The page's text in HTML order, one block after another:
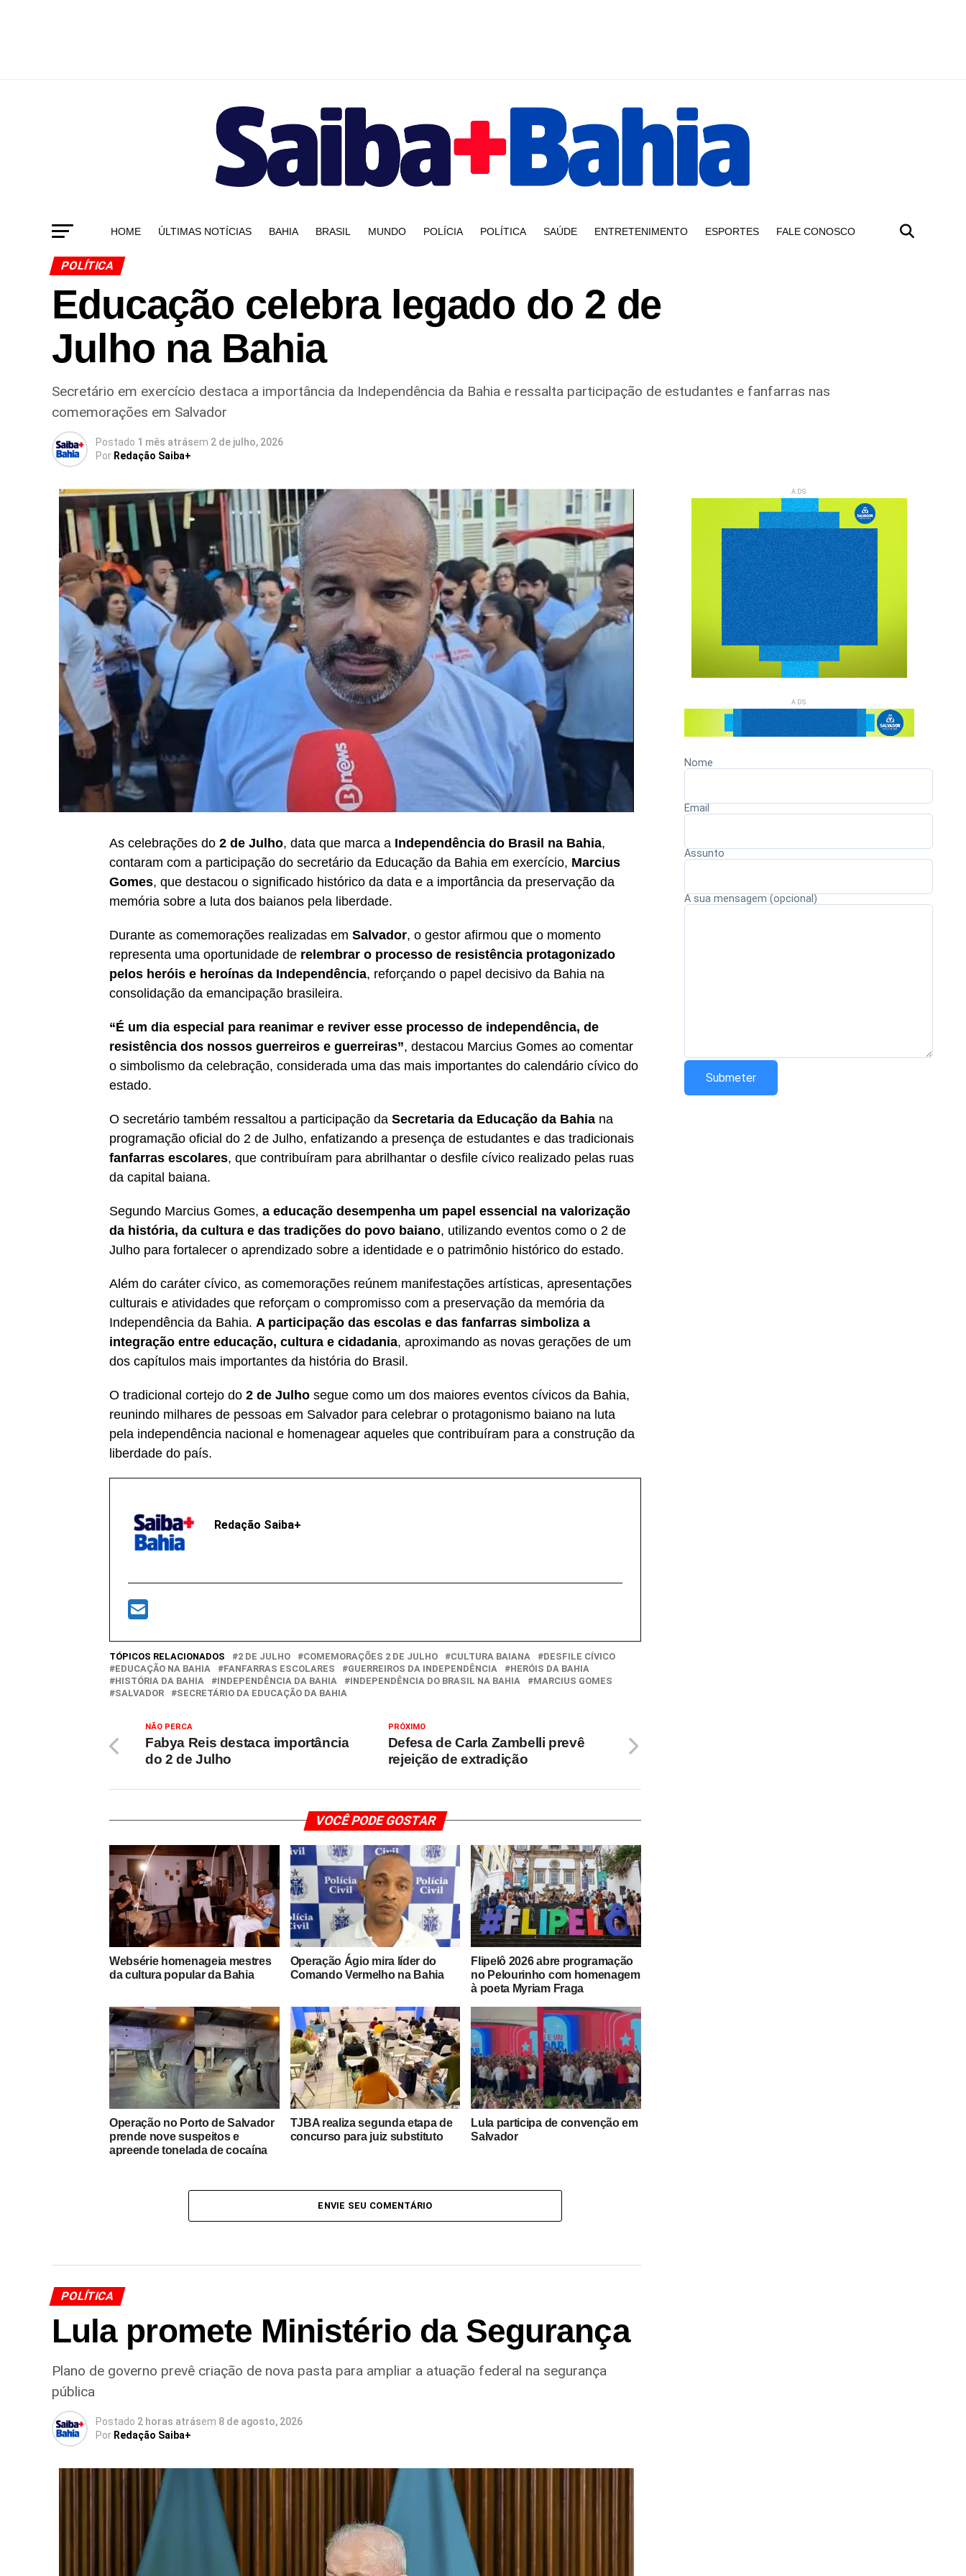
HOME ÚLTIMAS NOTÍCIAS BAHIA BRASIL MUNDO POLÍCIA POLÍTICA SAÚDE ENTRETENIMENTO ESPORTES FALE CONOSCO
POLÍTICA
Educação celebra legado do 2 de
Julho na Bahia
Secretário em exercício destaca a importância da Independência da Bahia e ressalta participação de estudantes e fanfarras nas
comemorações em Salvador
Postado 1 mês atrásem 2 de julho, 2026
Por Redação Saiba+
As celebrações do 2 de Julho, data que marca a Independência do Brasil na Bahia,
contaram com a participação do secretário da Educação da Bahia em exercício, Marcius
Gomes, que destacou o significado histórico da data e a importância da preservação da
memória sobre a luta dos baianos pela liberdade.
Durante as comemorações realizadas em Salvador, o gestor afirmou que o momento
representa uma oportunidade de relembrar o processo de resistência protagonizado
pelos heróis e heroínas da Independência, reforçando o papel decisivo da Bahia na
consolidação da emancipação brasileira.
“É um dia especial para reanimar e reviver esse processo de independência, de
resistência dos nossos guerreiros e guerreiras”, destacou Marcius Gomes ao comentar
o simbolismo da celebração, considerada uma das mais importantes do calendário cívico do
estado.
O secretário também ressaltou a participação da Secretaria da Educação da Bahia na
programação oficial do 2 de Julho, enfatizando a presença de estudantes e das tradicionais
fanfarras escolares, que contribuíram para abrilhantar o desfile cívico realizado pelas ruas
da capital baiana.
Segundo Marcius Gomes, a educação desempenha um papel essencial na valorização
da história, da cultura e das tradições do povo baiano, utilizando eventos como o 2 de
Julho para fortalecer o aprendizado sobre a identidade e o patrimônio histórico do estado.
Além do caráter cívico, as comemorações reúnem manifestações artísticas, apresentações
culturais e atividades que reforçam o compromisso com a preservação da memória da
Independência da Bahia. A participação das escolas e das fanfarras simboliza a
integração entre educação, cultura e cidadania, aproximando as novas gerações de um
dos capítulos mais importantes da história do Brasil.
O tradicional cortejo do 2 de Julho segue como um dos maiores eventos cívicos da Bahia,
reunindo milhares de pessoas em Salvador para celebrar o protagonismo baiano na luta
pela independência nacional e homenagear aqueles que contribuíram para a construção da
liberdade do país.
Redação Saiba+
TÓPICOS RELACIONADOS 2 DE JULHO COMEMORAÇÕES 2 DE JULHO CULTURA BAIANA
DESFILE CÍVICO
EDUCAÇÃO NA BAHIA
FANFARRAS ESCOLARES GUERREIROS DA INDEPENDÊNCIA
HERÓIS DA BAHIA
HISTÓRIA DA BAHIA
INDEPENDÊNCIA DA BAHIA INDEPENDÊNCIA DO BRASIL NA BAHIA
MARCIUS GOMES
SALVADOR
SECRETÁRIO DA EDUCAÇÃO DA BAHIA
PRÓXIMO
Defesa de Carla Zambelli prevê
rejeição de extradição
NÃO PERCA
Fabya Reis destaca importância
do 2 de Julho
VOCÊ PODE GOSTAR
Websérie homenageia mestres
da cultura popular da Bahia
Operação Ágio mira líder do
Comando Vermelho na Bahia
Flipelô 2026 abre programação
no Pelourinho com homenagem
à poeta Myriam Fraga
Operação no Porto de Salvador
prende nove suspeitos e
apreende tonelada de cocaína
TJBA realiza segunda etapa de
concurso para juiz substituto
Lula participa de convenção em
Salvador
ENVIE SEU COMENTÁRIO
POLÍTICA
Lula promete Ministério da Segurança
Plano de governo prevê criação de nova pasta para ampliar a atuação federal na segurança
pública
Postado 2 horas atrásem 8 de agosto, 2026
Por Redação Saiba+
ADS
ADS
Nome
Email
Assunto
A sua mensagem (opcional)